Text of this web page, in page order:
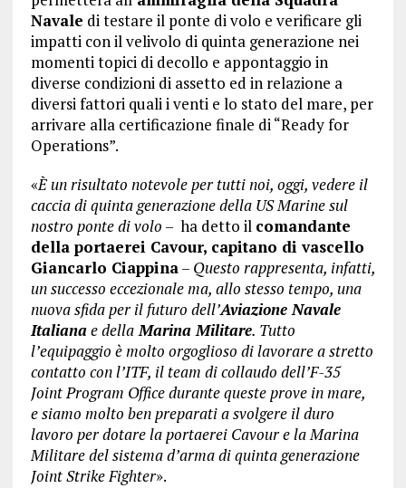
Navale di testare il ponte di volo e verificare gli
impatti con il velivolo di quinta generazione nei
momenti topici di decollo e appontaggio in
diverse condizioni di assetto ed in relazione a
diversi fattori quali i venti e lo stato del mare, per
arrivare alla certificazione finale di “Ready for
Operations”.
«È un risultato notevole per tutti noi, oggi, vedere il
caccia di quinta generazione della US Marine sul
nostro ponte di volo – ha detto il comandante
della portaerei Cavour, capitano di vascello
Giancarlo Ciappina– Questo rappresenta, infatti,
un successo eccezionale ma, allo stesso tempo, una
nuova sfida per il futuro dell’Aviazione Navale
Italianae dellaMarina Militare. Tutto
l’equipaggio è molto orgoglioso di lavorare a stretto
contatto con l’ITF, il team di collaudo dell’F-35
Joint Program Office durante queste prove in mare,
e siamo molto ben preparati a svolgere il duro
lavoro per dotare la portaerei Cavour e la Marina
Militare del sistema d’arma di quinta generazione
Joint Strike Fighter».